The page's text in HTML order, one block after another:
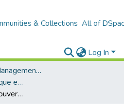
& Collections All of
Log In
Département Management stratégique et système
Management stratégique et système d’information (MSSI)
Renforcement de la gouvernance du système d'information pour améliorer la performance de la DSI : Application du référentiel COBIT Cas de la DG de la caisse nationale d'assurance chômage